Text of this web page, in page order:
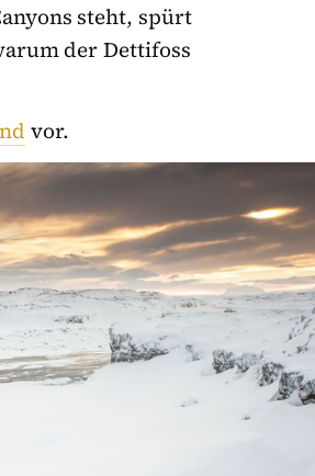
steht, spürt
der Dettifoss
vor.